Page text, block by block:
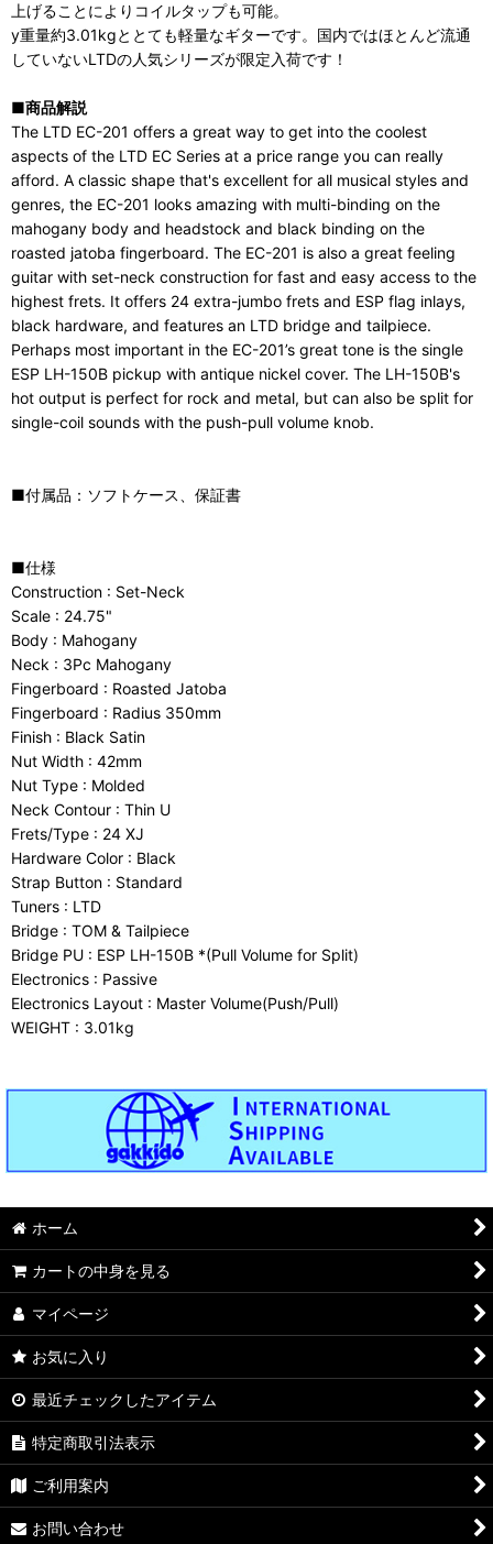
上げることによりコイルタップも可能。
y重量約3.01kgととても軽量なギターです。国内ではほとんど流通
していないLTDの人気シリーズが限定入荷です！
■商品解説
The LTD EC-201 offers a great way to get into the coolest
aspects of the LTD EC Series at a price range you can really
afford. A classic shape that's excellent for all musical styles and
genres, the EC-201 looks amazing with multi-binding on the
mahogany body and headstock and black binding on the
roasted jatoba fingerboard. The EC-201 is also a great feeling
guitar with set-neck construction for fast and easy access to the
highest frets. It offers 24 extra-jumbo frets and ESP flag inlays,
black hardware, and features an LTD bridge and tailpiece.
Perhaps most important in the EC-201’s great tone is the single
ESP LH-150B pickup with antique nickel cover. The LH-150B's
hot output is perfect for rock and metal, but can also be split for
single-coil sounds with the push-pull volume knob.
■付属品：ソフトケース、保証書
■仕様
Construction : Set-Neck
Scale : 24.75"
Body : Mahogany
Neck : 3Pc Mahogany
Fingerboard : Roasted Jatoba
Fingerboard : Radius 350mm
Finish : Black Satin
Nut Width : 42mm
Nut Type : Molded
Neck Contour : Thin U
Frets/Type : 24 XJ
Hardware Color : Black
Strap Button : Standard
Tuners : LTD
Bridge : TOM & Tailpiece
Bridge PU : ESP LH-150B *(Pull Volume for Split)
Electronics : Passive
Electronics Layout : Master Volume(Push/Pull)
WEIGHT : 3.01kg
ホーム
カートの中身を見る
マイページ
お気に入り
最近チェックしたアイテム
特定商取引法表示
ご利用案内
お問い合わせ